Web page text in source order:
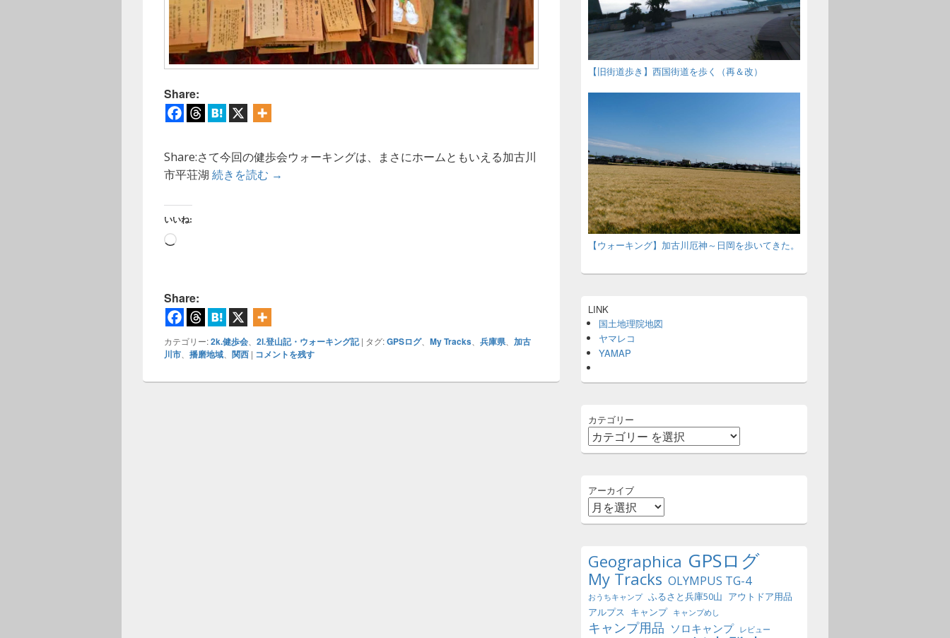
Share:
Share:さて今回の健歩会ウォーキングは、まさにホームともいえる加古川
市平荘湖 続きを読む 【ウォーキング】平荘湖から日岡まで＠加古川市
→
いいね:
読
み
中…
Share:
カテゴリー:2k.健歩会 2l.登山記・ウォーキング記 | タグ:GPSログ、 My Tracks 兵庫県
加古
川市
播磨地域 関西 | コメントを残す
【旧街道歩き】西国街道を歩く（再＆改）
【ウォーキング】加古川厄神～日岡を歩いてきた。
LINK
国土地理院地図
ヤマレコ
YAMAP
カテゴリー
アーカイブ
Geographica GPSログ
My Tracks OLYMPUS TG-4
おうちキャンプ ふるさと兵庫50山 アウトドア用品
アルプス
キャンプ キャンプめし
キャンプ用品 ソロキャンプ レビュー